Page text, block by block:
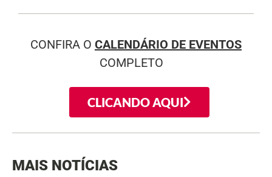
CONFIRA O CALENDÁRIO DE EVENTOS
COMPLETO
CLICANDO AQUI
MAIS NOTÍCIAS